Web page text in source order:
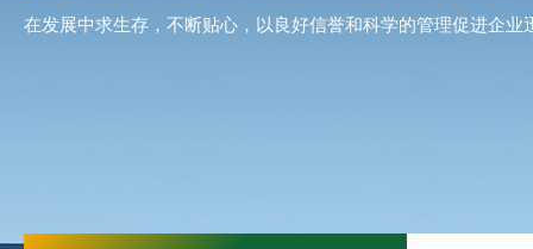
在发展中求生存，不断贴心，以良好信誉和科学的管理促进企业